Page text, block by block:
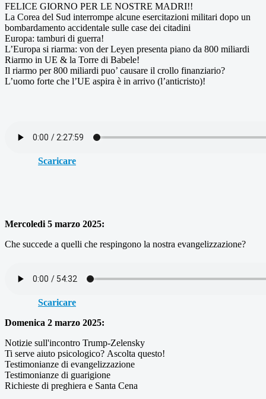
FELICE GIORNO PER LE NOSTRE MADRI!!
La Corea del Sud interrompe alcune esercitazioni militari dopo un
bombardamento accidentale sulle case dei citadini
Europa: tamburi di guerra!
L’Europa si riarma: von der Leyen presenta piano da 800 miliardi
Riarmo in UE & la Torre di Babele!
Il riarmo per 800 miliardi puo’ causare il crollo finanziario?
L’uomo forte che l’UE aspira è in arrivo (l’anticristo)!
Scaricare
Mercoledi 5 marzo 2025:
Che succede a quelli che respingono la nostra evangelizzazione?
Scaricare
Domenica 2 marzo 2025:
Notizie sull'incontro Trump-Zelensky
Ti serve aiuto psicologico? Ascolta questo!
Testimonianze di evangelizzazione
Testimonianze di guarigione
Richieste di preghiera e Santa Cena